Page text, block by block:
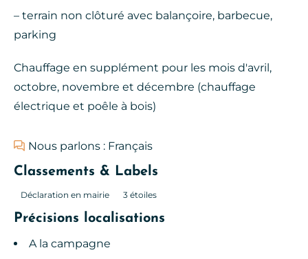
– terrain non clôturé avec balançoire, barbecue,
parking
Chauffage en supplément pour les mois d'avril,
octobre, novembre et décembre (chauffage
électrique et poêle à bois)
Nous parlons : Français
Classements & Labels
Déclaration en mairie 3 étoiles
Précisions localisations
A la campagne